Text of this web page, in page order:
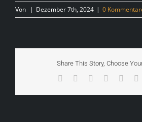
Von | Dezember 7th, 2024 | 0
Share This Story, Choose
Facebook Reddit LinkedIn
Tumblr